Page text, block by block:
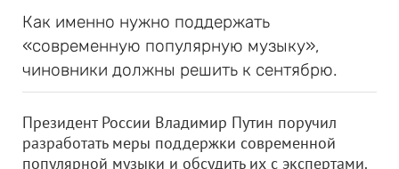
Как именно нужно поддержать
«современную популярную музыку»,
чиновники должны решить к сентябрю.
Президент России Владимир Путин поручил
разработать меры поддержки современной
популярной музыки и обсудить их с экспертами.